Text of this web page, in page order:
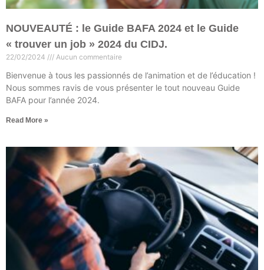
NOUVEAUTÉ : le Guide BAFA 2024 et le Guide
« trouver un job » 2024 du CIDJ.
22/02/2024 Aucun commentaire
Bienvenue à tous les passionnés de l’animation et de l’éducation !
Nous sommes ravis de vous présenter le tout nouveau Guide
BAFA pour l’année 2024.
Read More »